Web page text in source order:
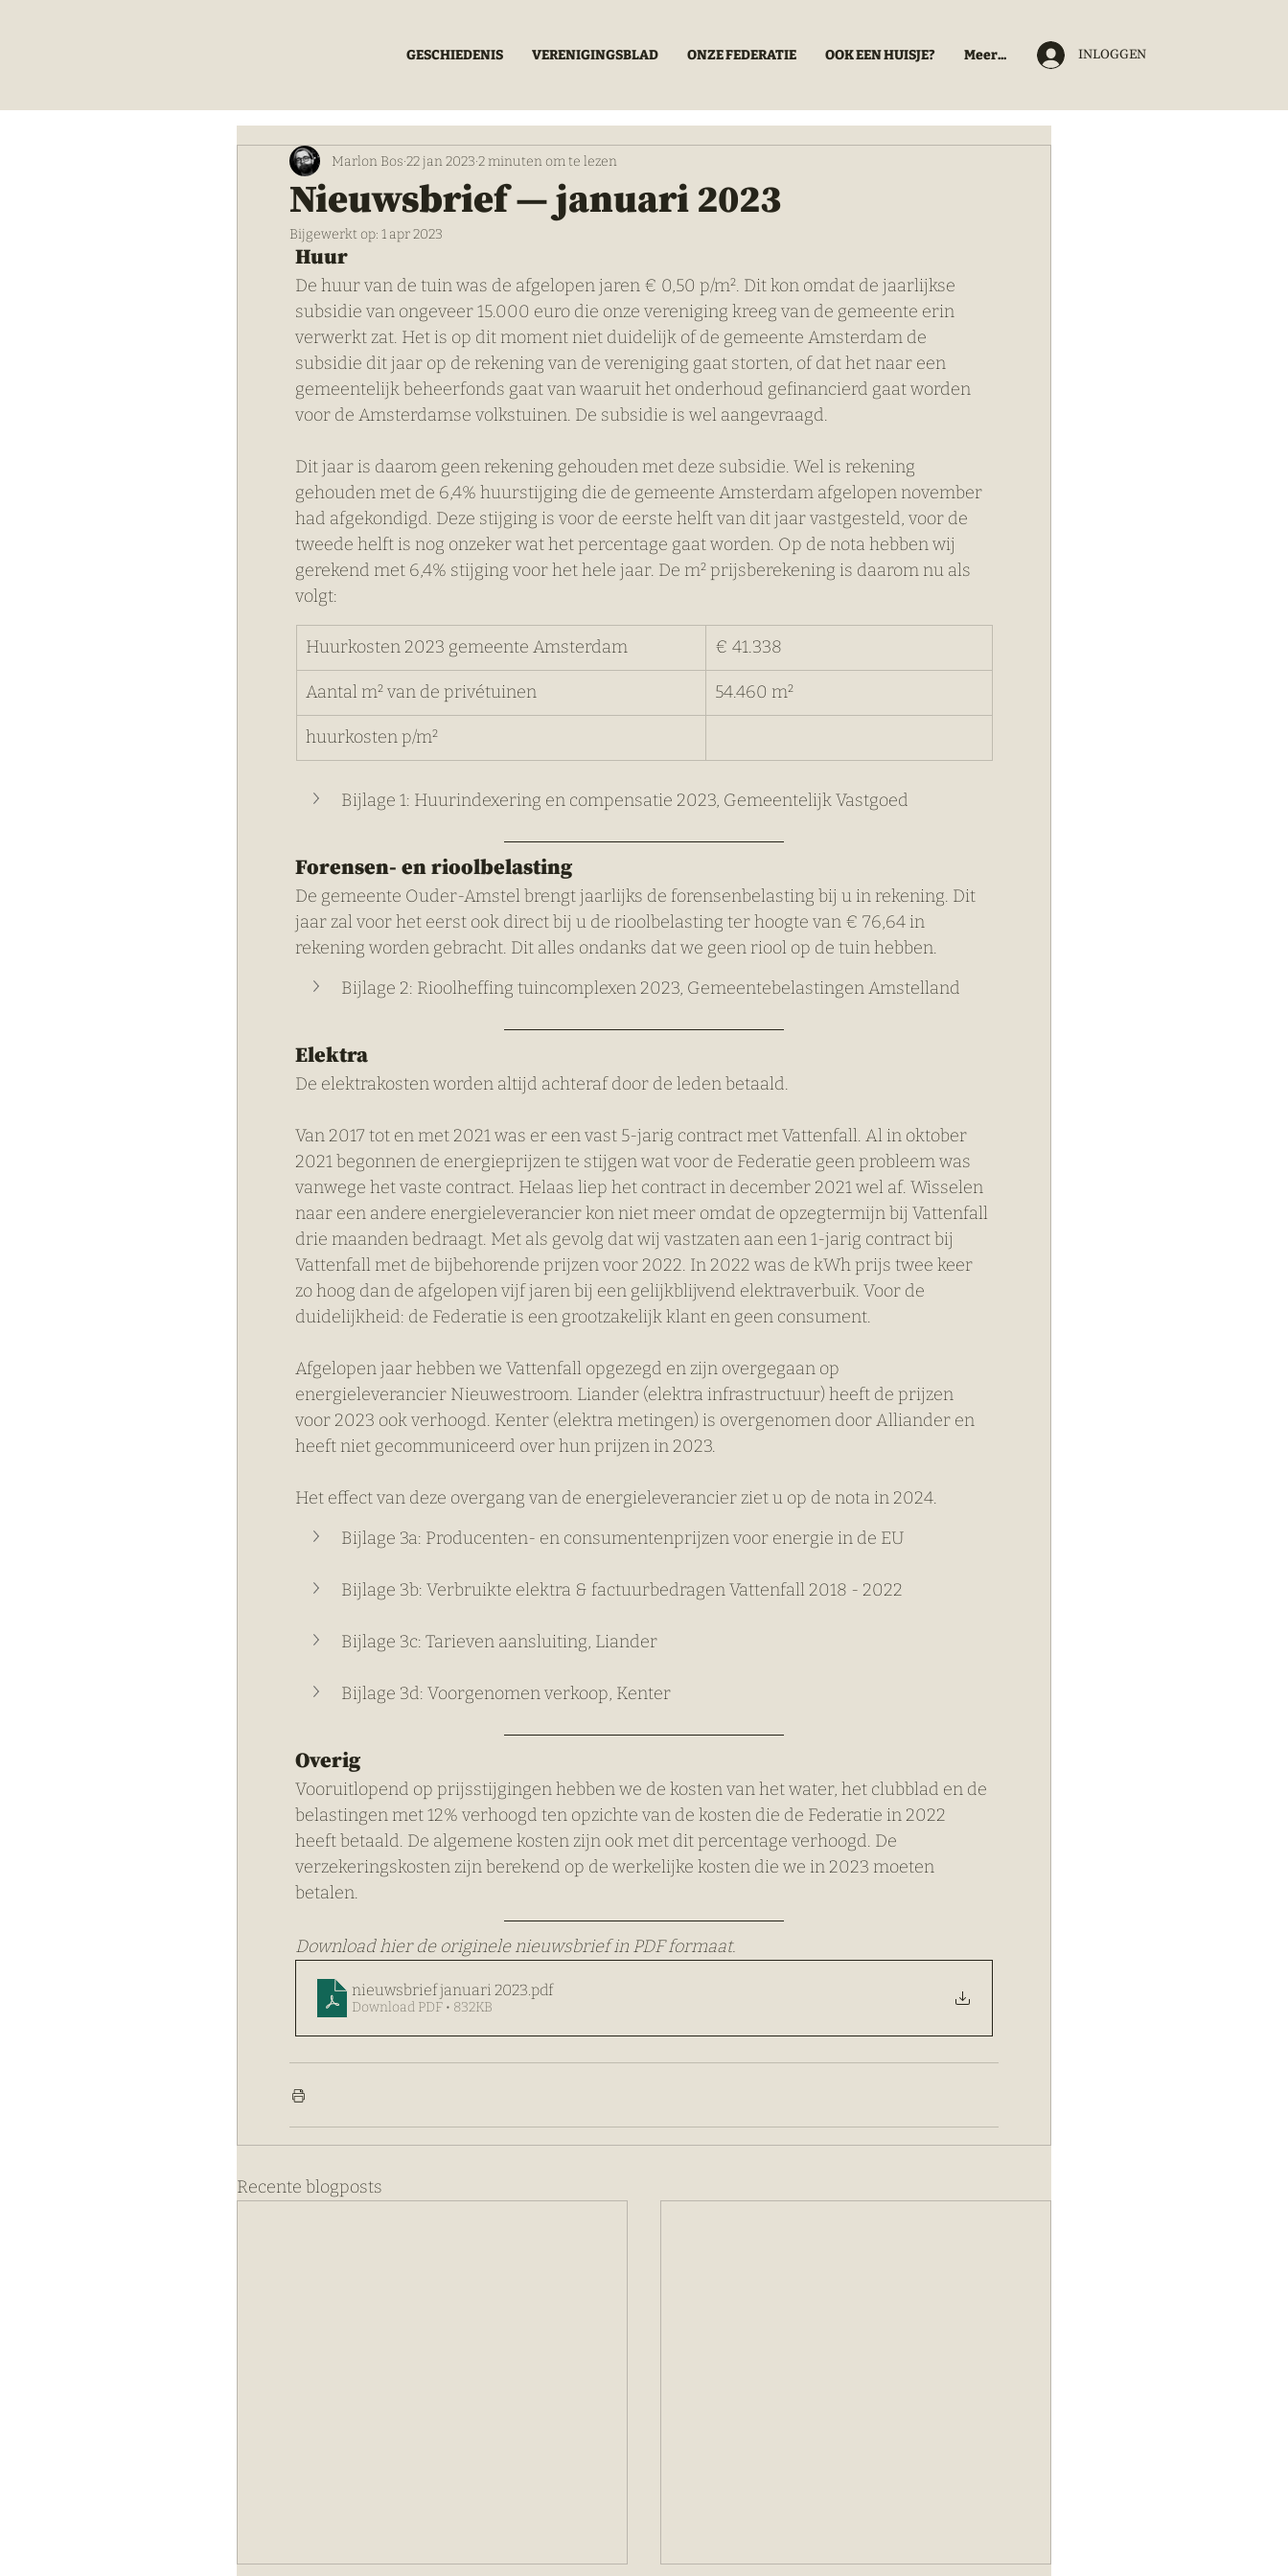
GESCHIEDENIS VERENIGINGSBLAD ONZE FEDERATIE OOK EEN HUISJE? Meer... INLOGGEN
Nieuwsbrief — januari 2023
Marlon Bos 22 jan 2023 2 minuten om te lezen
Bijgewerkt op: 1 apr 2023
Huur
De huur van de tuin was de afgelopen jaren € 0,50 p/m². Dit kon omdat de jaarlijkse
subsidie van ongeveer 15.000 euro die onze vereniging kreeg van de gemeente erin
verwerkt zat. Het is op dit moment niet duidelijk of de gemeente Amsterdam de
subsidie dit jaar op de rekening van de vereniging gaat storten, of dat het naar een
gemeentelijk beheerfonds gaat van waaruit het onderhoud gefinancierd gaat worden
voor de Amsterdamse volkstuinen. De subsidie is wel aangevraagd.
Dit jaar is daarom geen rekening gehouden met deze subsidie. Wel is rekening
gehouden met de 6,4% huurstijging die de gemeente Amsterdam afgelopen november
had afgekondigd. Deze stijging is voor de eerste helft van dit jaar vastgesteld, voor de
tweede helft is nog onzeker wat het percentage gaat worden. Op de nota hebben wij
gerekend met 6,4% stijging voor het hele jaar. De m² prijsberekening is daarom nu als
volgt:
Huurkosten 2023 gemeente Amsterdam € 41.338
​Aantal m² van de privétuinen 54.460 m²
huurkosten p/m²
Bijlage 1: Huurindexering en compensatie 2023, Gemeentelijk Vastgoed
Forensen- en rioolbelasting
De gemeente Ouder-Amstel brengt jaarlijks de forensenbelasting bij u in rekening. Dit
jaar zal voor het eerst ook direct bij u de rioolbelasting ter hoogte van € 76,64 in
rekening worden gebracht. Dit alles ondanks dat we geen riool op de tuin hebben.
Bijlage 2: Rioolheffing tuincomplexen 2023, Gemeentebelastingen Amstelland
Elektra
De elektrakosten worden altijd achteraf door de leden betaald.
Van 2017 tot en met 2021 was er een vast 5-jarig contract met Vattenfall. Al in oktober
2021 begonnen de energieprijzen te stijgen wat voor de Federatie geen probleem was
vanwege het vaste contract. Helaas liep het contract in december 2021 wel af. Wisselen
naar een andere energieleverancier kon niet meer omdat de opzegtermijn bij Vattenfall
drie maanden bedraagt. Met als gevolg dat wij vastzaten aan een 1-jarig contract bij
Vattenfall met de bijbehorende prijzen voor 2022. In 2022 was de kWh prijs twee keer
zo hoog dan de afgelopen vijf jaren bij een gelijkblijvend elektraverbuik. Voor de
duidelijkheid: de Federatie is een grootzakelijk klant en geen consument.
Afgelopen jaar hebben we Vattenfall opgezegd en zijn overgegaan op
energieleverancier Nieuwestroom. Liander (elektra infrastructuur) heeft de prijzen
voor 2023 ook verhoogd. Kenter (elektra metingen) is overgenomen door Alliander en
heeft niet gecommuniceerd over hun prijzen in 2023.
Het effect van deze overgang van de energieleverancier ziet u op de nota in 2024.
Bijlage 3a: Producenten- en consumentenprijzen voor energie in de EU
Bijlage 3b: Verbruikte elektra & factuurbedragen Vattenfall 2018 - 2022
Bijlage 3c: Tarieven aansluiting, Liander
Bijlage 3d: Voorgenomen verkoop, Kenter
Overig
Vooruitlopend op prijsstijgingen hebben we de kosten van het water, het clubblad en de
belastingen met 12% verhoogd ten opzichte van de kosten die de Federatie in 2022
heeft betaald. De algemene kosten zijn ook met dit percentage verhoogd. De
verzekeringskosten zijn berekend op de werkelijke kosten die we in 2023 moeten
betalen.
Download hier de originele nieuwsbrief in PDF formaat.
nieuwsbrief januari 2023 .pdf
Download PDF • 832KB
Recente blogposts